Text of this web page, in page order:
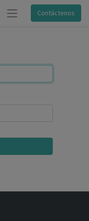
Contáctenos